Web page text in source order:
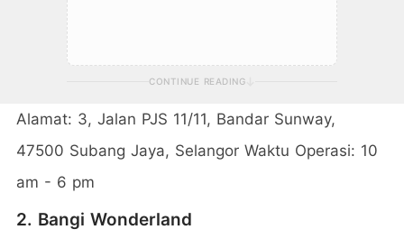
CONTINUE READING
Alamat: 3, Jalan PJS 11/11, Bandar Sunway,
47500 Subang Jaya, Selangor Waktu Operasi: 10
am - 6 pm
2. Bangi Wonderland